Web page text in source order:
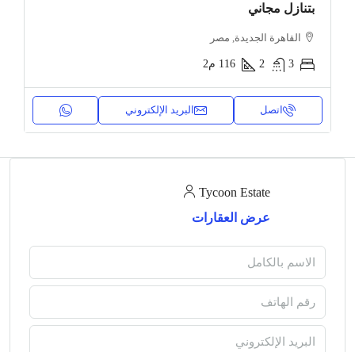
بتنازل مجاني
القاهرة الجديدة, مصر
3
2
116 م2
اتصل البريد الإلكتروني
Tycoon Estate
عرض العقارات